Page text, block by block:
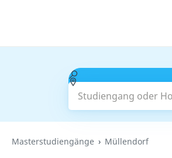
Studiengang oder
Suchen
Masterstudiengänge Müllendorf